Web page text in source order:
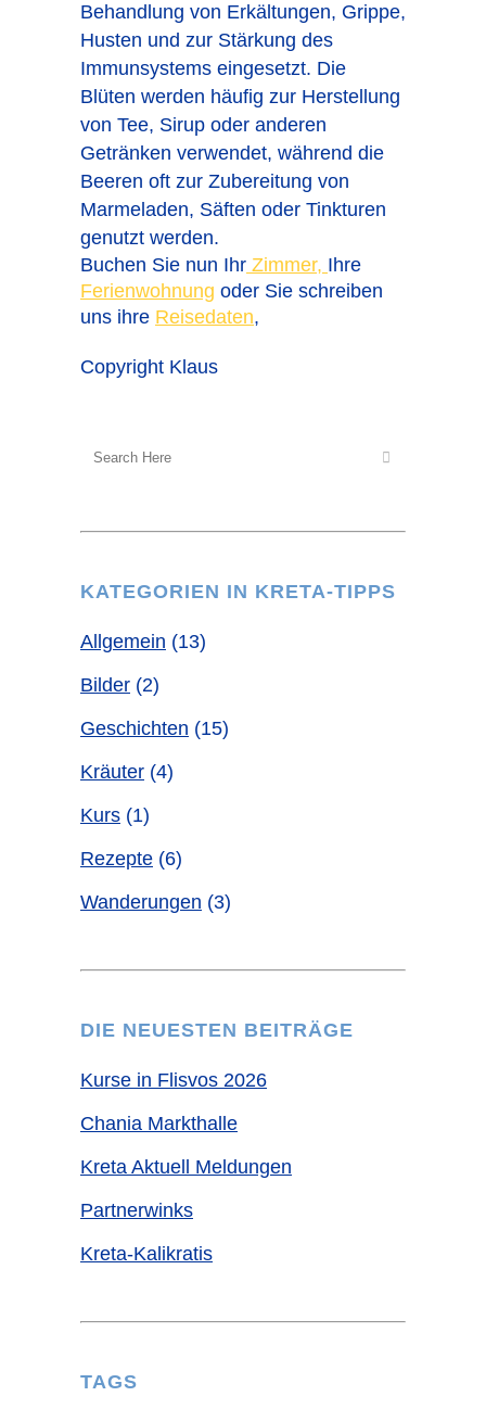
Behandlung von Erkältungen, Grippe,
Husten und zur Stärkung des
Immunsystems eingesetzt. Die
Blüten werden häufig zur Herstellung
von Tee, Sirup oder anderen
Getränken verwendet, während die
Beeren oft zur Zubereitung von
Marmeladen, Säften oder Tinkturen
genutzt werden.
Buchen Sie nun Ihr Zimmer, Ihre
Ferienwohnung oder Sie schreiben
uns ihre Reisedaten,
Copyright Klaus
KATEGORIEN IN KRETA-TIPPS
Allgemein (13)
Bilder (2)
Geschichten (15)
Kräuter (4)
Kurs (1)
Rezepte (6)
Wanderungen (3)
DIE NEUESTEN BEITRÄGE
Kurse in Flisvos 2026
Chania Markthalle
Kreta Aktuell Meldungen
Partnerwinks
Kreta-Kalikratis
TAGS